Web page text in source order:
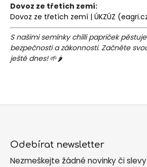
Dovoz ze třetích zemí:
Dovoz ze třetích zemí | ÚKZÚZ
S našimi semínky chilli papriček
bezpečnosti a zákonnosti. Začněte
ještě dnes!🌱🌶️
Odebírat newsletter
Nezmeškejte žádné novinky či